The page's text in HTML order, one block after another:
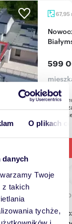
O plikach
danych
Twoje
z takich
tychże,
67,95
Nowoczesne 3-pokojowe mieszkanie z tarasem w
599
Nowa
36,30
Nowoczesny apartament 36 m2 z dużym